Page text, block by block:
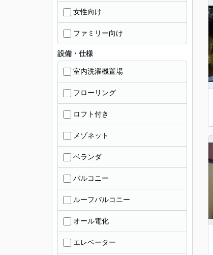
女性向け
ファミリー向け
設備・仕様
室内洗濯機置場
フローリング
ロフト付き
メゾネット
ベランダ
バルコニー
ルーフバルコニー
オール電化
エレベーター